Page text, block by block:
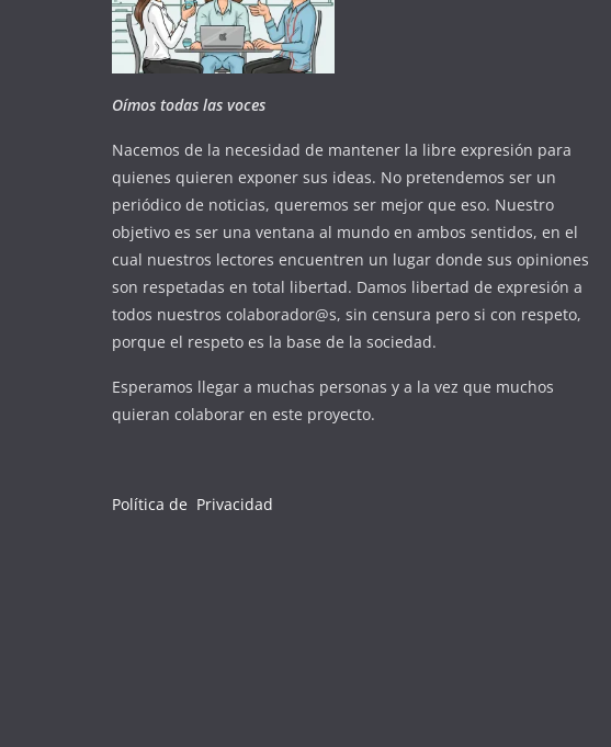
Oímos todas las voces
Nacemos de la necesidad de mantener la libre expresión para
quienes quieren exponer sus ideas. No pretendemos ser un
periódico de noticias, queremos ser mejor que eso. Nuestro
objetivo es ser una ventana al mundo en ambos sentidos, en el
cual nuestros lectores encuentren un lugar donde sus opiniones
son respetadas en total libertad. Damos libertad de expresión a
todos nuestros colaborador@s, sin censura pero si con respeto,
porque el respeto es la base de la sociedad.
Esperamos llegar a muchas personas y a la vez que muchos
quieran colaborar en este proyecto.
Política de Privacidad